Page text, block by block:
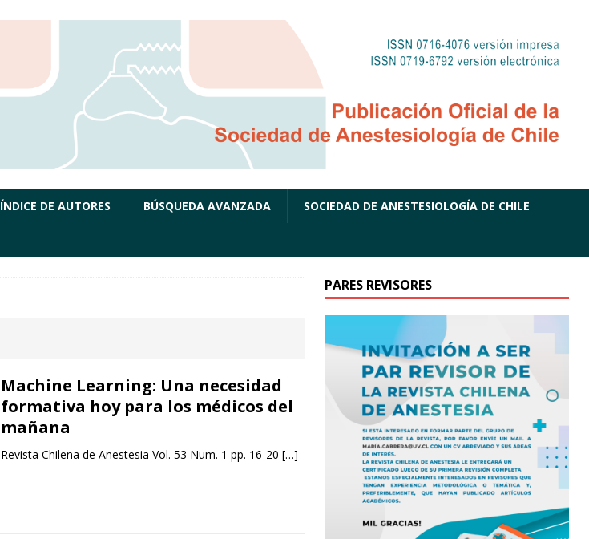
ÍNDICE DE AUTORES BÚSQUEDA AVANZADA SOCIEDAD DE ANESTESIOLOGÍA DE CHILE
Machine Learning: Una necesidad
formativa hoy para los médicos del
mañana
Revista Chilena de Anestesia Vol. 53 Num. 1 pp. 16-20 […]
PARES REVISORES